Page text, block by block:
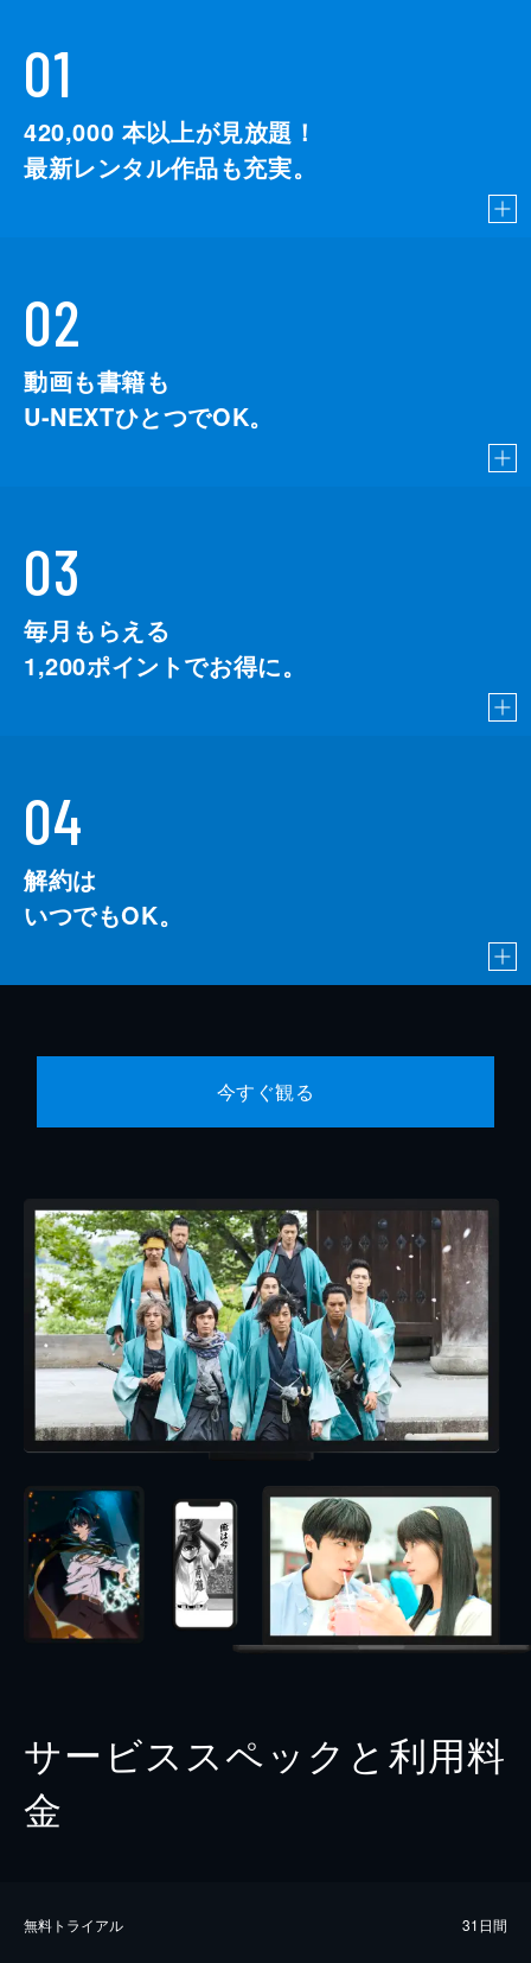
01
420,000 本以上が見放題！
最新レンタル作品も充実。
02
動画も書籍も
U-NEXTひとつでOK。
03
毎月もらえる
1,200ポイントでお得に。
04
解約は
いつでもOK。
今すぐ観る
サービススペックと利用料
金
無料トライアル 31日間